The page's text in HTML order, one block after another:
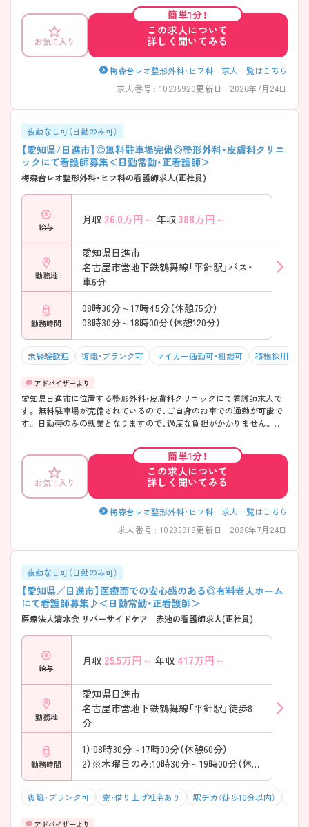
お気軽にお問い合わせくださいませ。
お気に入り
簡単1分！
この求人について
詳しく聞いてみる
梅森台レオ整形外科・ヒフ科 求人一覧はこちら
求人番号 : 10235920更新日 : 2026年7月24日
夜勤なし可（日勤のみ可）
【愛知県/日進市】◎無料駐車場完備◎整形外科・皮膚科クリニ
ックにて看護師募集＜日勤常勤・正看護師＞
梅森台レオ整形外科・ヒフ科の看護師求人(正社員)
給与
月収 26.0万円～ 年収 388万円～
勤務地
愛知県日進市
名古屋市営地下鉄鶴舞線「平針駅」バス・
車6分
勤務時間
08時30分～17時45分（休憩75分）
08時30分～18時00分（休憩120分）
未経験歓迎 復職・ブランク可 マイカー通勤可・相談可 積極採用中
愛知県日進市に位置する整形外科・皮膚科クリニックにて看護師求人で
す。 無料駐車場が完備されているので、ご自身のお車での通勤が可能で
す。 日勤帯のみの就業となりますので、過度な負担がかかりません。 ご
お気軽にお問い合わせくださいませ。
お気に入り
簡単1分！
この求人について
詳しく聞いてみる
梅森台レオ整形外科・ヒフ科 求人一覧はこちら
求人番号 : 10235918更新日 : 2026年7月24日
夜勤なし可（日勤のみ可）
【愛知県／日進市】医療面での安心感のある◎有料老人ホーム
にて看護師募集♪＜日勤常勤・正看護師＞
医療法人清水会 リバーサイドケア 赤池の看護師求人(正社員)
給与
月収 25.5万円～ 年収 417万円～
勤務地
愛知県日進市
名古屋市営地下鉄鶴舞線「平針駅」徒歩8
分
勤務時間
1）:08時30分～17時00分（休憩60分）
2）※木曜日のみ:10時30分～19時00分（休憩60分）
復職・ブランク可 寮・借り上げ社宅あり 駅チカ（徒歩10分以内）